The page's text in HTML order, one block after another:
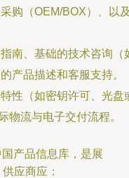
购（OEM/BOX）、以
南、基础的技术咨询（
产品描述和客服支持。
性（如密钥许可、光盘
物流与电子交付流程。
产品信息库，是展
应商应：